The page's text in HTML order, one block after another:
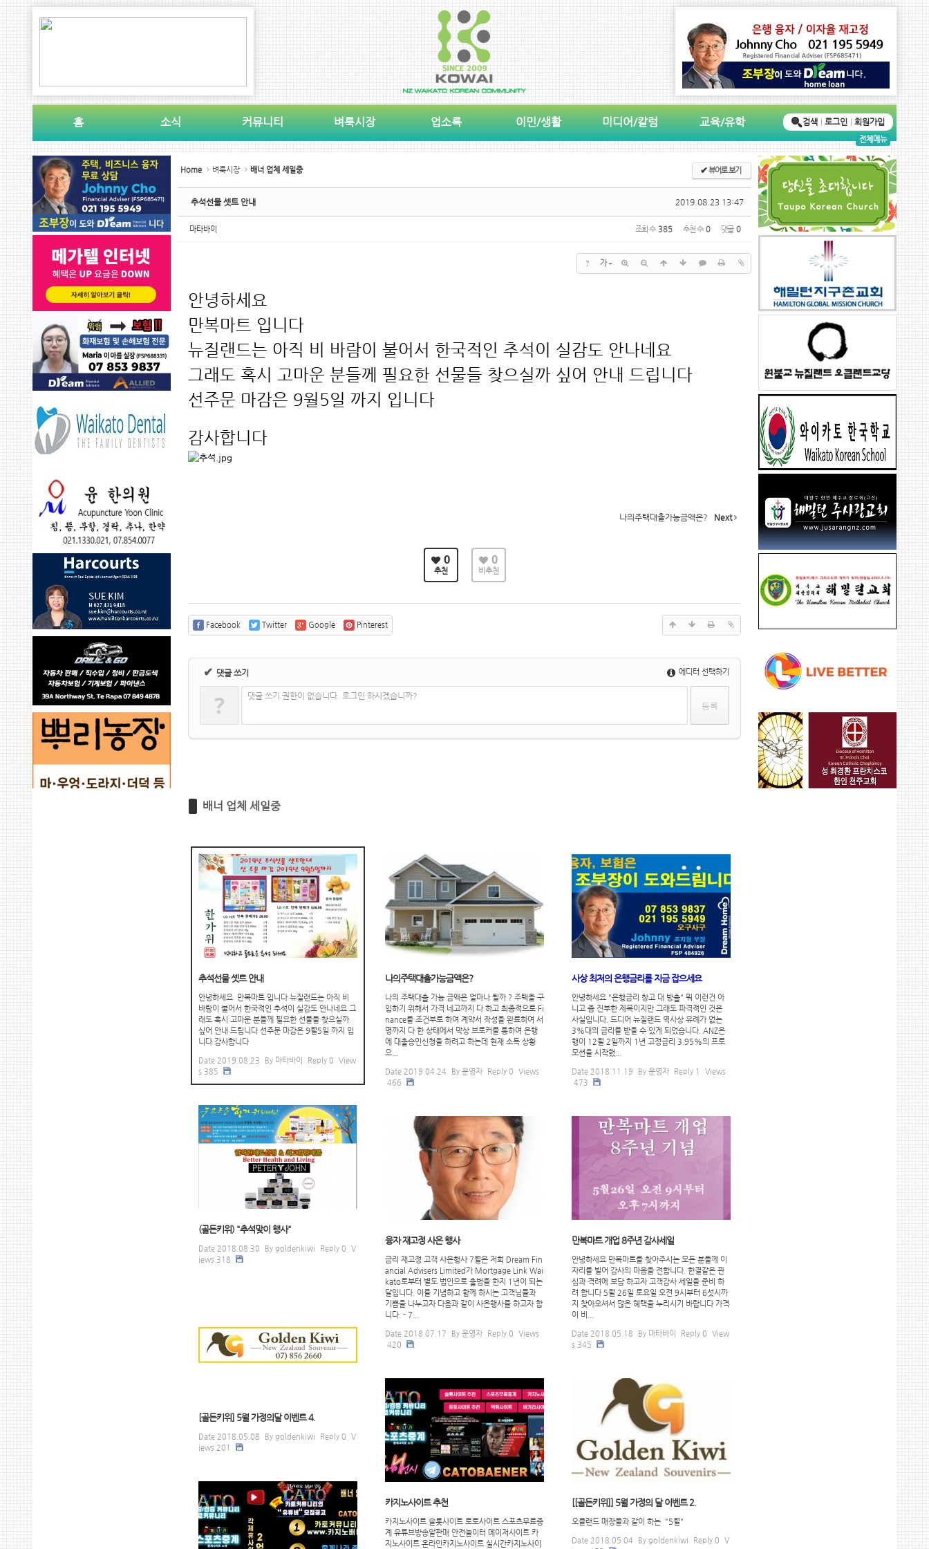
홈 소식 커뮤니티 벼룩시장 업소록 이민/생활 미디어/칼럼 교육/유학 검색 로그인 회원가입
전체메뉴
Home 벼룩시장 배너 업체 세일중 ✔뷰어로 보기
2019.08.23 13:47
추석선물 셋트 안내
마타바이 조회 수 385 추천 수 0 댓글 0
? 가
안녕하세요
만복마트 입니다
뉴질랜드는 아직 비 바람이 불어서 한국적인 추석이 실감도 안나네요
그래도 혹시 고마운 분들께 필요한 선물들 찾으실까 싶어 안내 드립니다
선주문 마감은 9월5일 까지 입니다
감사합니다
나의주택대출가능금액은? Next
0
추천
0
비추천
Facebook Twitter Google Pinterest
✔ 댓글 쓰기 에디터 선택하기
? 댓글 쓰기 권한이 없습니다. 로그인 하시겠습니까?
배너 업체 세일중
추석선물 셋트 안내
안녕하세요 만복마트 입니다 뉴질랜드는 아직 비
바람이 불어서 한국적인 추석이 실감도 안나네요 그
래도 혹시 고마운 분들께 필요한 선물들 찾으실까
싶어 안내 드립니다 선주문 마감은 9월5일 까지 입
니다 감사합니다
Date 2019.08.23 By 마타바이 Reply 0
View
s 385
나의주택대출가능금액은?
나의 주택대출 가능 금액은 얼마나 될까 ? 주택을 구
입하기 위해서 가격 네고까지 다 하고 최종적으로 Fi
nance를 조건부로 하여 계약서 작성을 완료하여 서
명까지 다 한 상태에서 막상 브로커를 통하여 은행
에 대출승인신청을 하려고 하는데 현재 소득 상황
으...
Date 2019.04.24 By 운영자 Reply 0
Views
466
사상 최저의 은행금리를 지금 잡으세요
안녕하세요 "은행금리 창고 대 방출" 뭐 이런건 아
니고 좀 진부한 제목이지만 그래도 파격적인 것은
사실입니다. 드디어 뉴질랜드 역사상 유례가 없는
3%대의 금리를 받을 수 있게 되었습니다. ANZ은
행이 12월 2일까지 1년 고정금리 3.95%의 프로
모션을 시작했...
Date 2018.11.19 By 운영자 Reply 1
Views
473
(골든키위) "추석맞이 행사"
Date 2018.08.30 By goldenkiwi Reply 0
V
iews 318
융자 재고정 사은 행사
금리 재고정 고객 사은행사 7월은 저희 Dream Fin
ancial Advisers Limited가 Mortgage Link Wai
kato로부터 별도 법인으로 출범을 한지 1년이 되는
달입니다. 이를 기념하고 함께 하시는 고객님들과
기쁨을 나누고자 다음과 같이 사은행사를 하고자 합
니다. - 7...
Date 2018.07.17 By 운영자 Reply 0
Views
420
만복마트 개업 8주년 감사세일
안녕하세요 만복마트를 찾아주시는 모든 분들께 이
자리를 빌어 감사의 마음을 전합니다. 한결같은 관
심과 격려에 보답 하고자 고객감사 세일을 준비 하
려 합니다 5월 26일 토요일 오전 9시부터 6섯시까
지 찾아오셔서 많은 혜택을 누리시기 바랍니다 가격
이 비...
Date 2018.05.18 By 마타바이 Reply 0
View
s 345
[골든키위] 5월 가정의달 이벤트 4.
Date 2018.05.08 By goldenkiwi Reply 0
V
iews 201
카지노사이트 추천
카지노사이트 슬롯사이트 토토사이트 스포츠무료중
계 유튜브방송알판매 안전놀이터 메이저사이트 카
지노사이트 온라인카지노사이트 실시간카지노사이
[[골든키위]] 5월 가정의 달 이벤트 2.
오클랜드 매장들과 같이 하는 "5월"
Date 2018.05.04 By goldenkiwi Reply 0
V
Sketchbook5, 스케치북5
Sketchbook5, 스케치북5
Sketchbook5, 스케치북5
Sketchbook5, 스케치북5